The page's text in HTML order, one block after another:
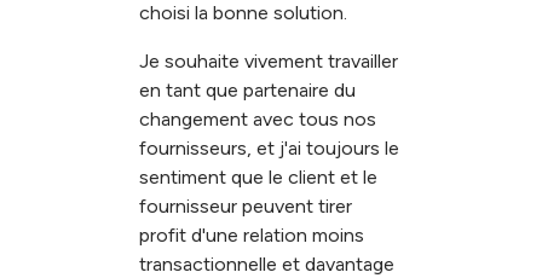
choisi la bonne solution.
Je souhaite vivement travailler
en tant que partenaire du
changement avec tous nos
fournisseurs, et j'ai toujours le
sentiment que le client et le
fournisseur peuvent tirer
profit d'une relation moins
transactionnelle et davantage